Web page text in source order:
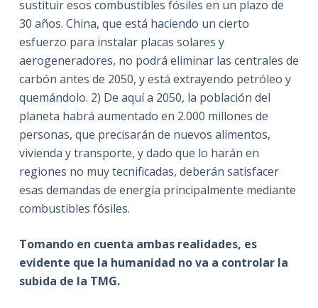
sustituir esos combustibles fósiles en un plazo de
30 años. China, que está haciendo un cierto
esfuerzo para instalar placas solares y
aerogeneradores, no podrá eliminar las centrales de
carbón antes de 2050, y está extrayendo petróleo y
quemándolo. 2) De aquí a 2050, la población del
planeta habrá aumentado en 2.000 millones de
personas, que precisarán de nuevos alimentos,
vivienda y transporte, y dado que lo harán en
regiones no muy tecnificadas, deberán satisfacer
esas demandas de energía principalmente mediante
combustibles fósiles.
Tomando en cuenta ambas realidades, es
evidente que la humanidad no va a controlar la
subida de la TMG.